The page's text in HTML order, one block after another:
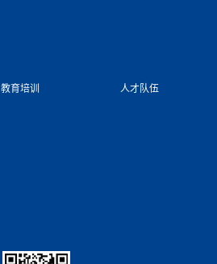
教育培训 人才队伍